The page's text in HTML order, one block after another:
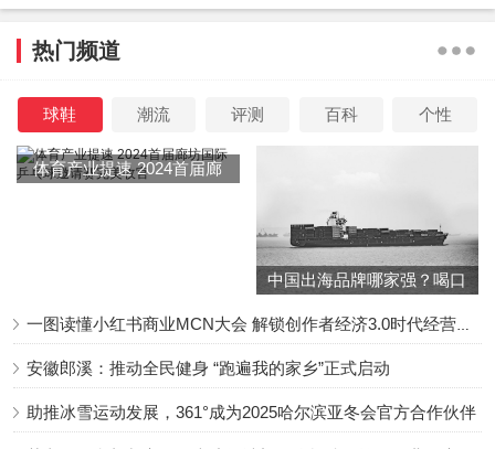
热门频道
球鞋 潮流 评测 百科 个性
体育产业提速 2024首届廊
中国出海品牌哪家强？喝口
安徽郎溪：推动全民健身 “跑遍我的家乡”正式启动
助推冰雪运动发展，361°成为2025哈尔滨亚冬会官方合作伙伴